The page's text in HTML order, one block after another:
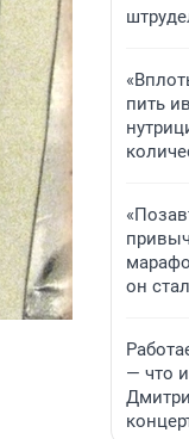
пить
он
— что